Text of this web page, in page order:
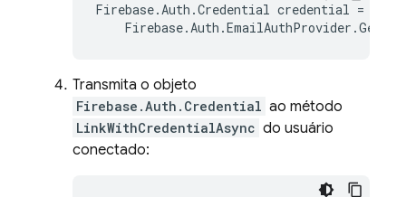
Firebase.Auth .Credential credential =
Firebase.Auth .EmailAuthProvider .
Transmita o objeto
Firebase.Auth.Credential ao método
LinkWithCredentialAsync do usuário
conectado: